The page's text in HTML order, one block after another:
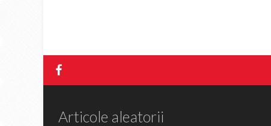
Articole aleatorii